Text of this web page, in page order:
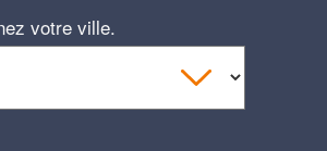
votre ville.